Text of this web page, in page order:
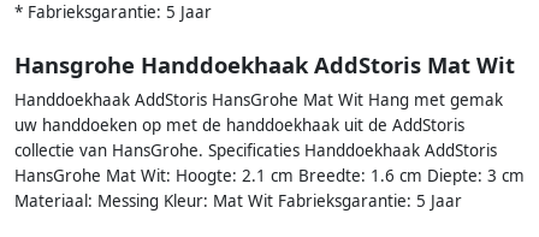
* Fabrieksgarantie: 5 Jaar
Hansgrohe Handdoekhaak AddStoris Mat Wit
Handdoekhaak AddStoris HansGrohe Mat Wit Hang met gemak
uw handdoeken op met de handdoekhaak uit de AddStoris
collectie van HansGrohe. Specificaties Handdoekhaak AddStoris
HansGrohe Mat Wit: Hoogte: 2.1 cm Breedte: 1.6 cm Diepte: 3 cm
Materiaal: Messing Kleur: Mat Wit Fabrieksgarantie: 5 Jaar